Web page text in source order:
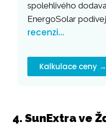
spolehlivého
EnergoSolar
recenzi…
Kalkulace ceny →
4. SunExtra ve